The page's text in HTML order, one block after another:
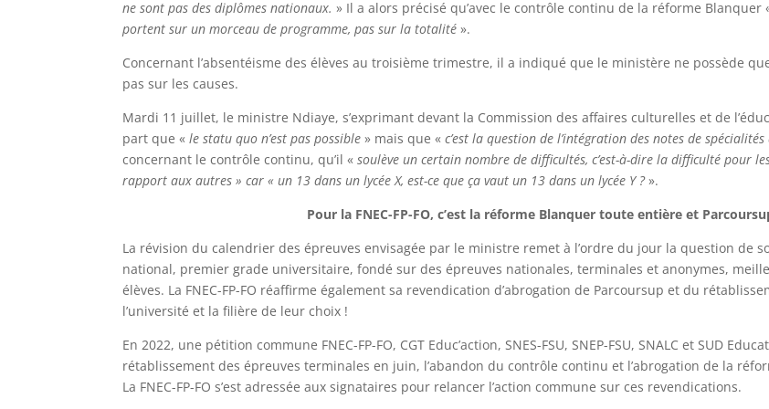
ne sont pas des diplômes nationaux. » Il a alors précisé qu’avec le contrôle continu de la réforme Blanquer
portent sur un morceau de programme, pas sur la totalité ».
Concernant l’absentéisme des élèves au troisième trimestre, il a indiqué que le ministère ne possède
pas sur les causes.
Mardi 11 juillet, le ministre Ndiaye, s’exprimant devant la Commission des affaires culturelles et de
part que «le statu quo n’est pas possible » mais que «c’est la question de l’intégration des notes de
concernant le contrôle continu, qu’il «soulève un certain nombre de difficultés, c’est-à-dire la difficulté pour
rapport aux autres » car « un 13 dans un lycée X, est-ce que ça vaut un 13 dans un lycée Y ?».
Pour la FNEC-FP-FO, c’est la réforme Blanquer toute entière et
La révision du calendrier des épreuves envisagée par le ministre remet à l’ordre du jour la question de
national, premier grade universitaire, fondé sur des épreuves nationales, terminales et anonymes,
élèves. La FNEC-FP-FO réaffirme également sa revendication d’abrogation de Parcoursup et du
l’université et la filière de leur choix !
En 2022, une pétition commune FNEC-FP-FO, CGT Educ’action, SNES-FSU, SNEP-FSU, SNALC et SUD
rétablissement des épreuves terminales en juin, l’abandon du contrôle continu et l’abrogation de la
La FNEC-FP-FO s’est adressée aux signataires pour relancer l’action commune sur ces revendications.